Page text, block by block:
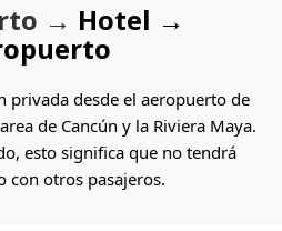
→ Hotel →
privada desde el aeropuerto de
de Cancún y la Riviera Maya.
esto significa que no tendrá
con otros pasajeros.